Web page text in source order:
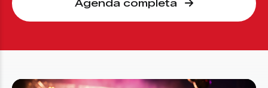
Agenda completa